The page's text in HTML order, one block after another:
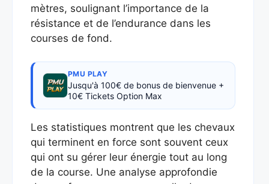
mètres, soulignant l’importance de la
résistance et de l’endurance dans les
courses de fond.
PMU PLAY
Jusqu'à 100€ de bonus de bienvenue +
10€ Tickets Option Max
Les statistiques montrent que les chevaux
qui terminent en force sont souvent ceux
qui ont su gérer leur énergie tout au long
de la course. Une analyse approfondie